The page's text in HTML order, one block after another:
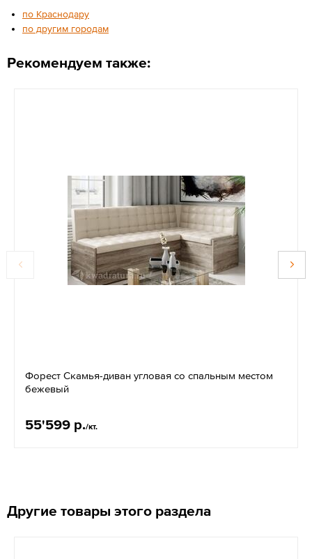
по Краснодару
по другим городам
Рекомендуем также:
Форест Скамья-диван угловая со спальным местом
бежевый
55'599 р./кт.
Другие товары этого раздела